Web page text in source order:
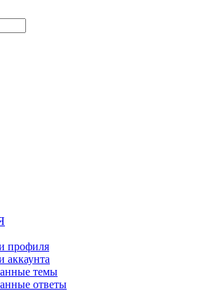
профиля
аккаунта
темы
ответы